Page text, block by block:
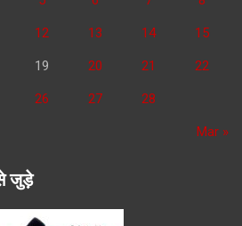
12 13 14 15
19 20 21 22
26 27 28
Mar »
जुड़े